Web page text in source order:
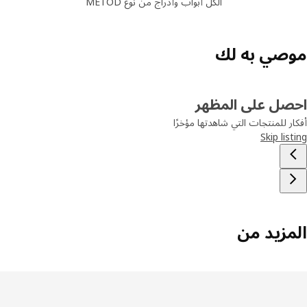
به لك
على المظهر
للمنتجات التي شاهدتها مؤخرًا
Skip
من